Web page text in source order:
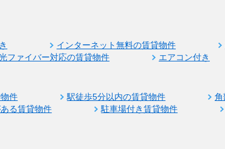
インターネット無料の賃貸物件
ファイバー対応の賃貸物件 エアコン付き
件 駅徒歩5分以内の賃貸物件
角
る賃貸物件
駐車場付き賃貸物件